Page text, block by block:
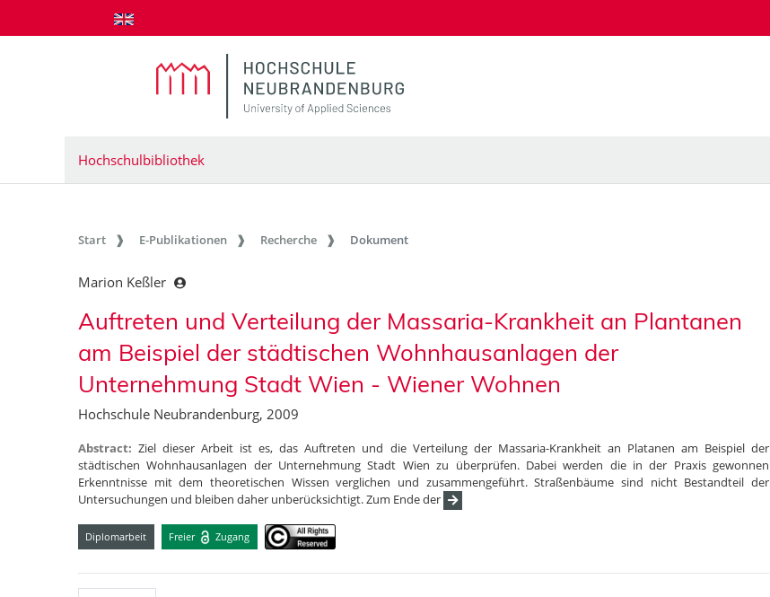
zum Inhalt springen
Hochschulbibliothek
Start E-Publikationen Recherche Dokument
Marion Keßler
Auftreten und Verteilung der Massaria-Krankheit an Plantanen
am Beispiel der städtischen Wohnhausanlagen der
Unternehmung Stadt Wien - Wiener Wohnen
Hochschule Neubrandenburg, 2009
Abstract:Ziel dieser Arbeit ist es, das Auftreten und die Verteilung der Massaria-Krankheit an Platanen am Beispiel der
städtischen Wohnhausanlagen der Unternehmung Stadt Wien zu überprüfen. Dabei werden die in der Praxis gewonnen
Erkenntnisse mit dem theoretischen Wissen verglichen und zusammengeführt. Straßenbäume sind nicht Bestandteil der
Untersuchungen und bleiben daher unberücksichtigt. Zum Ende der
Diplomarbeit Freier Zugang